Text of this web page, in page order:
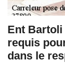
Ent
requis
dans le